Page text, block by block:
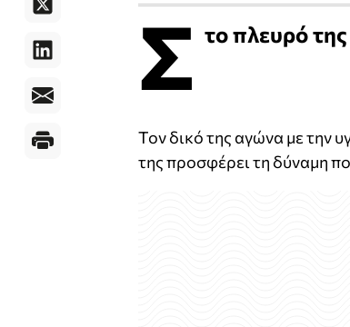
Σ το πλευρό
Τον δικό της αγώνα με την
της προσφέρει τη δύναμη